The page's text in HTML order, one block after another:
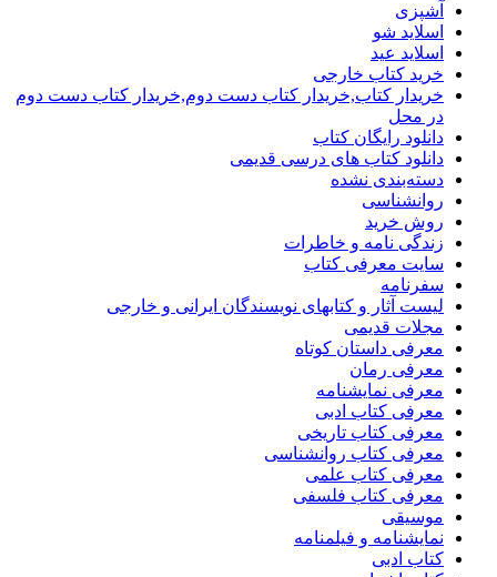
آشپزی
اسلاید شو
اسلاید عید
خرید کتاب خارجی
خریدار کتاب,خریدار کتاب دست دوم,خریدار کتاب دست دوم
در محل
دانلود رایگان کتاب
دانلود کتاب های درسی قدیمی
دسته‌بندی نشده
روانشناسی
روش خرید
زندگی نامه و خاطرات
سایت معرفی کتاب
سفرنامه
لیست آثار و کتابهای نویسندگان ایرانی و خارجی
مجلات قدیمی
معرفی داستان کوتاه
معرفی رمان
معرفی نمایشنامه
معرفی کتاب ادبی
معرفی کتاب تاریخی
معرفی کتاب روانشناسی
معرفی کتاب علمی
معرفی کتاب فلسفی
موسیقی
نمایشنامه و فیلمنامه
کتاب ادبی